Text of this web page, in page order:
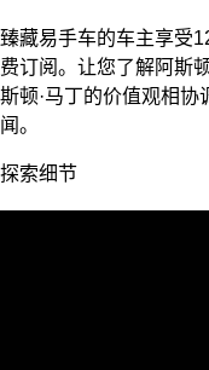
臻藏易手车的车主享受
费订阅。让您了解阿斯
斯顿·马丁的价值观相
闻。
探索细节